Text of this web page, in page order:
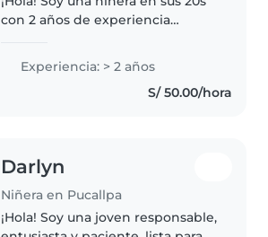
con 2 años de experiencia
Tengo una especialización como
auxiliar de educación inicial. Me
encanta leerles cuentos..
Experiencia: > 2 años
S/ 50.00/hora
Darlyn
Niñera en Pucallpa
¡Hola! Soy una joven responsable,